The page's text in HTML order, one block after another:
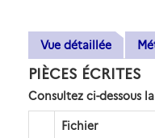
Vue détaillée
PIÈCES ÉCRITES
Consultez ci-dessous
Fichier